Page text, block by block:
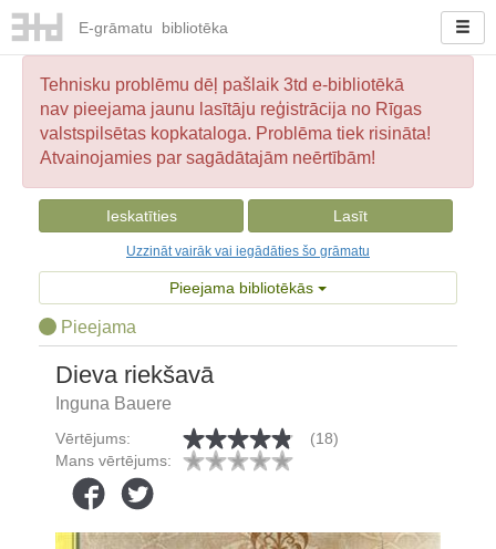
E-grāmatu bibliotēka
Tehnisku problēmu dēļ pašlaik 3td e-bibliotēkā
nav pieejama jaunu lasītāju reģistrācija no Rīgas
valstspilsētas kopkataloga. Problēma tiek risināta!
Atvainojamies par sagādātajām neērtībām!
Ieskatīties Lasīt
Uzzināt vairāk vai iegādāties šo grāmatu
Pieejama bibliotēkās
Pieejama
Dieva riekšavā
Inguna Bauere
Vērtējums:
(18)
Mans vērtējums: